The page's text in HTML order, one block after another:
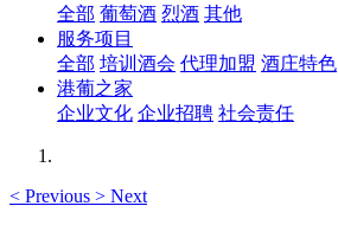
全部 葡萄酒 烈酒 其他
服务项目
全部 培训酒会 代理加盟 酒庄特色
港葡之家
企业文化 企业招聘 社会责任
< Previous > Next